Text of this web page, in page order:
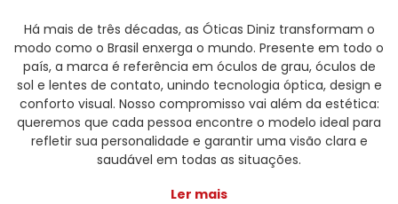
Há mais de três décadas, as Óticas Diniz transformam o
modo como o Brasil enxerga o mundo. Presente em todo o
país, a marca é referência em óculos de grau, óculos de
sol e lentes de contato, unindo tecnologia óptica, design e
conforto visual. Nosso compromisso vai além da estética:
queremos que cada pessoa encontre o modelo ideal para
refletir sua personalidade e garantir uma visão clara e
saudável em todas as situações.
Ler mais